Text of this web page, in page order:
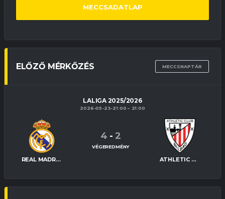
MECCSADATLAP
ELŐZŐ MÉRKŐZÉS MECCSNAPTÁR
LALIGA 2025/2026
2026-05-23-21:00 21:00
REAL MADRID ATHLETIC BILBAO
4 - 2
VÉGEREDMÉNY